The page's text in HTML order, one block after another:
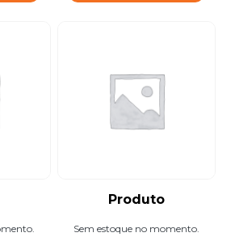
Produto
Sem estoque no momento.